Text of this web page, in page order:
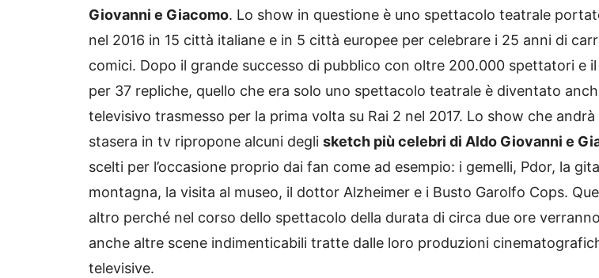
Giovanni e Giacomo. Lo show in questione è uno spettacolo teatrale
nel 2016 in 15 città italiane e in 5 città europee per celebrare i 25 anni di
comici. Dopo il grande successo di pubblico con oltre 200.000 spettatori e
per 37 repliche, quello che era solo uno spettacolo teatrale è diventato
televisivo trasmesso per la prima volta su Rai 2 nel 2017. Lo show che andrà
stasera in tv ripropone alcuni degli sketch più celebri di Aldo Giovanni e
scelti per l’occasione proprio dai fan come ad esempio: i gemelli, Pdor, la
montagna, la visita al museo, il dottor Alzheimer e i Busto Garolfo Cops.
altro perché nel corso dello spettacolo della durata di circa due ore
anche altre scene indimenticabili tratte dalle loro produzioni
televisive.